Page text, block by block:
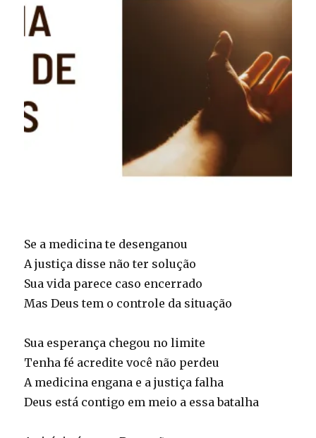
Se a medicina te desenganou
A justiça disse não ter solução
Sua vida parece caso encerrado
Mas Deus tem o controle da situação
Sua esperança chegou no limite
Tenha fé acredite você não perdeu
A medicina engana e a justiça falha
Deus está contigo em meio a essa batalha